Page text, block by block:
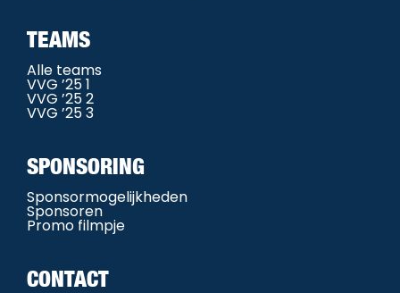
TEAMS
Alle teams
VVG ’25 1
VVG ’25 2
VVG ’25 3
SPONSORING
Sponsormogelijkheden
Sponsoren
Promo filmpje
CONTACT